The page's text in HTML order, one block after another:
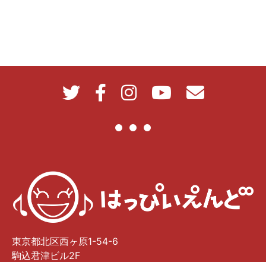
東京都北区西ヶ原1-54-6
駒込君津ビル2F